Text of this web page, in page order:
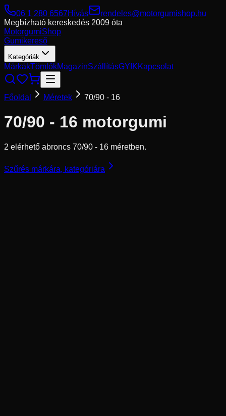
06 1 280 6567Hívás
rendeles@motorgumishop.hu
Megbízható kereskedés 2009 óta
MotorgumiShop
Gumikereső
Kategóriák
MárkákTömlőkMagazinSzállításGYIKKapcsolat
Főoldal Méretek 70/90 - 16
70/90 - 16 motorgumi
2 elérhető abroncs 70/90 - 16 méretben.
Szűrés márkára, kategóriára